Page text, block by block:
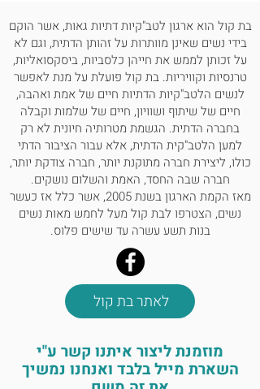
בת קול הוא ארגון לטב"קיות דתיות גאות, אשר הוקם
בידי נשים שאינן מוותרות על זהותן הדתית, וגם לא
על זכותן לממש את חייהן כלסביות, ביסקסואליות,
טרנסיות וקוויריות. בת קול פועלת על מנת לאפשר
לנשים הלטב"קיות הדתיות חיים של אמת ואהבה,
חיים של שיתוף ושוויון, חיים של שלמות וקבלה
בחברה הדתית. הגשמת מטרותיה חיונית לא רק
למען הלטב"קית הדתית, אלא עבור הציבור הדתי
כולו, ליצירת חברה מתוקנת יותר, חברה צודקת יותר,
חברה שבה החסד, האמת והשלום נושקים.
מאז הקמת הארגון בשנת 2005, אשר כלל אז כעשר
נשים, הצטרפו לבת קול מעל לחמש מאות נשים
בנות תשע עשרה עד שישים פלוס.
לאתר בת קול
מוזמנת ליצור איתנו קשר ע"י
השארת מייל בלבד ואנחנו נמשיך